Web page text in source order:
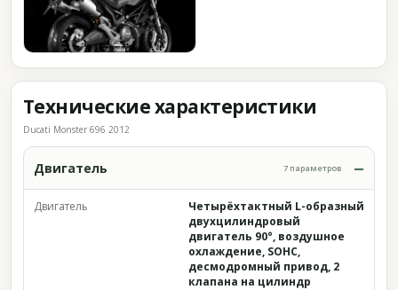
Технические характеристики
Ducati Monster 696 2012
Двигатель 7 параметров
Двигатель
Четырёхтактный L-образный
двухцилиндровый
двигатель 90°, воздушное
охлаждение, SOHC,
десмодромный привод, 2
клапана на цилиндр